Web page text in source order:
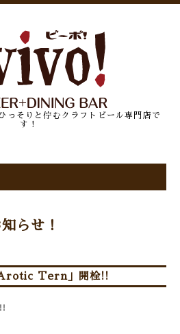
っそりと佇むクラフトビール専門店で
す！
らせ！
Tern」開栓!!